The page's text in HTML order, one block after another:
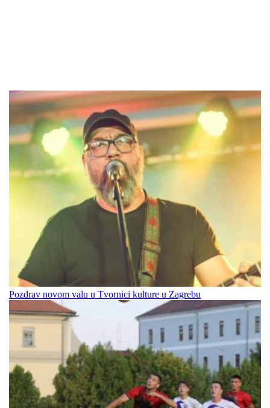
Pozdrav novom valu u Tvornici kulture u Zagrebu